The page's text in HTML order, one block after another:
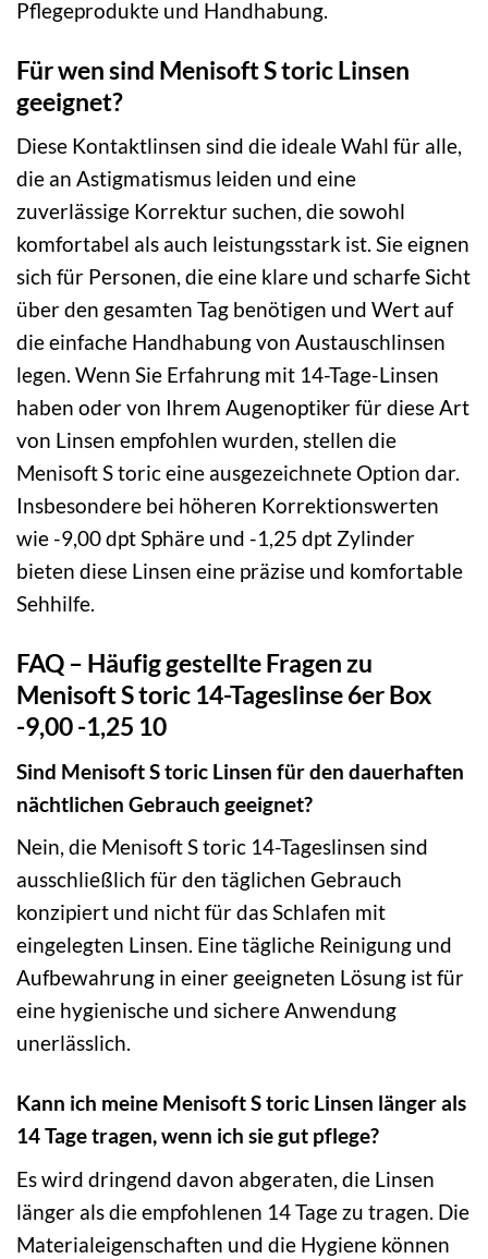
Pflegeprodukte und Handhabung.
Für wen sind Menisoft S toric Linsen
geeignet?
Diese Kontaktlinsen sind die ideale Wahl für alle,
die an Astigmatismus leiden und eine
zuverlässige Korrektur suchen, die sowohl
komfortabel als auch leistungsstark ist. Sie eignen
sich für Personen, die eine klare und scharfe Sicht
über den gesamten Tag benötigen und Wert auf
die einfache Handhabung von Austauschlinsen
legen. Wenn Sie Erfahrung mit 14-Tage-Linsen
haben oder von Ihrem Augenoptiker für diese Art
von Linsen empfohlen wurden, stellen die
Menisoft S toric eine ausgezeichnete Option dar.
Insbesondere bei höheren Korrektionswerten
wie -9,00 dpt Sphäre und -1,25 dpt Zylinder
bieten diese Linsen eine präzise und komfortable
Sehhilfe.
FAQ – Häufig gestellte Fragen zu
Menisoft S toric 14-Tageslinse 6er Box
-9,00 -1,25 10
Sind Menisoft S toric Linsen für den dauerhaften
nächtlichen Gebrauch geeignet?
Nein, die Menisoft S toric 14-Tageslinsen sind
ausschließlich für den täglichen Gebrauch
konzipiert und nicht für das Schlafen mit
eingelegten Linsen. Eine tägliche Reinigung und
Aufbewahrung in einer geeigneten Lösung ist für
eine hygienische und sichere Anwendung
unerlässlich.
Kann ich meine Menisoft S toric Linsen länger als
14 Tage tragen, wenn ich sie gut pflege?
Es wird dringend davon abgeraten, die Linsen
länger als die empfohlenen 14 Tage zu tragen. Die
Materialeigenschaften und die Hygiene können